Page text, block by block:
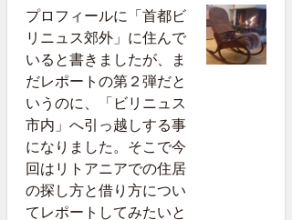
プロフィールに「首都ビ
リニュス郊外」に住んで
いると書きましたが、ま
だレポートの第２弾だと
いうのに、「ビリニュス
市内」へ引っ越しする事
になりました。そこで今
回はリトアニアでの住居
の探し方と借り方につい
てレポートしてみたいと